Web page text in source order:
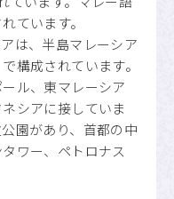
ています。
は、半島マレーシア
構成されています。
ル、東マレーシア
シアに接していま
園があり、首都の中
ワー、ペトロナス